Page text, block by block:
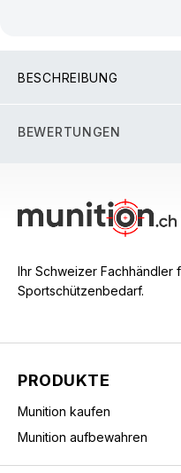
BESCHREIBUNG
BEWERTUNGEN
Ihr Schweizer Fachhändler
Sportschützenbedarf.
PRODUKTE
Munition kaufen
Munition aufbewahren